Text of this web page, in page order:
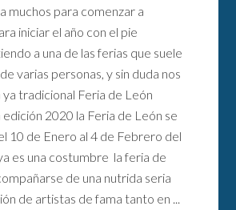
muchos para comenzar a
iniciar el año con el pie
a una de las ferias que suele
varias personas, y sin duda nos
tradicional Feria de León
2020 la Feria de León se
10 de Enero al 4 de Febrero del
es una costumbre la feria de
de una nutrida seria
de artistas de fama tanto en ...